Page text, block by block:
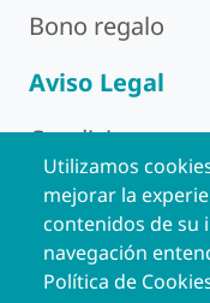
Utilizamos
mejorar la
contenidos de su
navegación
Política de
Bono regalo
Aviso Legal
Condiciones
Política de
Aviso Legal
Política de